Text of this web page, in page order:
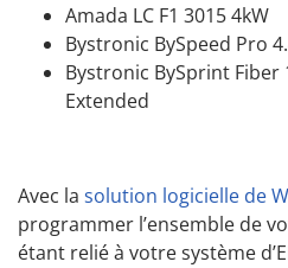
Amada LC F1 3015 4kW
Bystronic BySpeed Pro
Bystronic BySprint Fiber
Extended
Avec la solution logicielle de
programmer l’ensemble de
étant relié à votre système